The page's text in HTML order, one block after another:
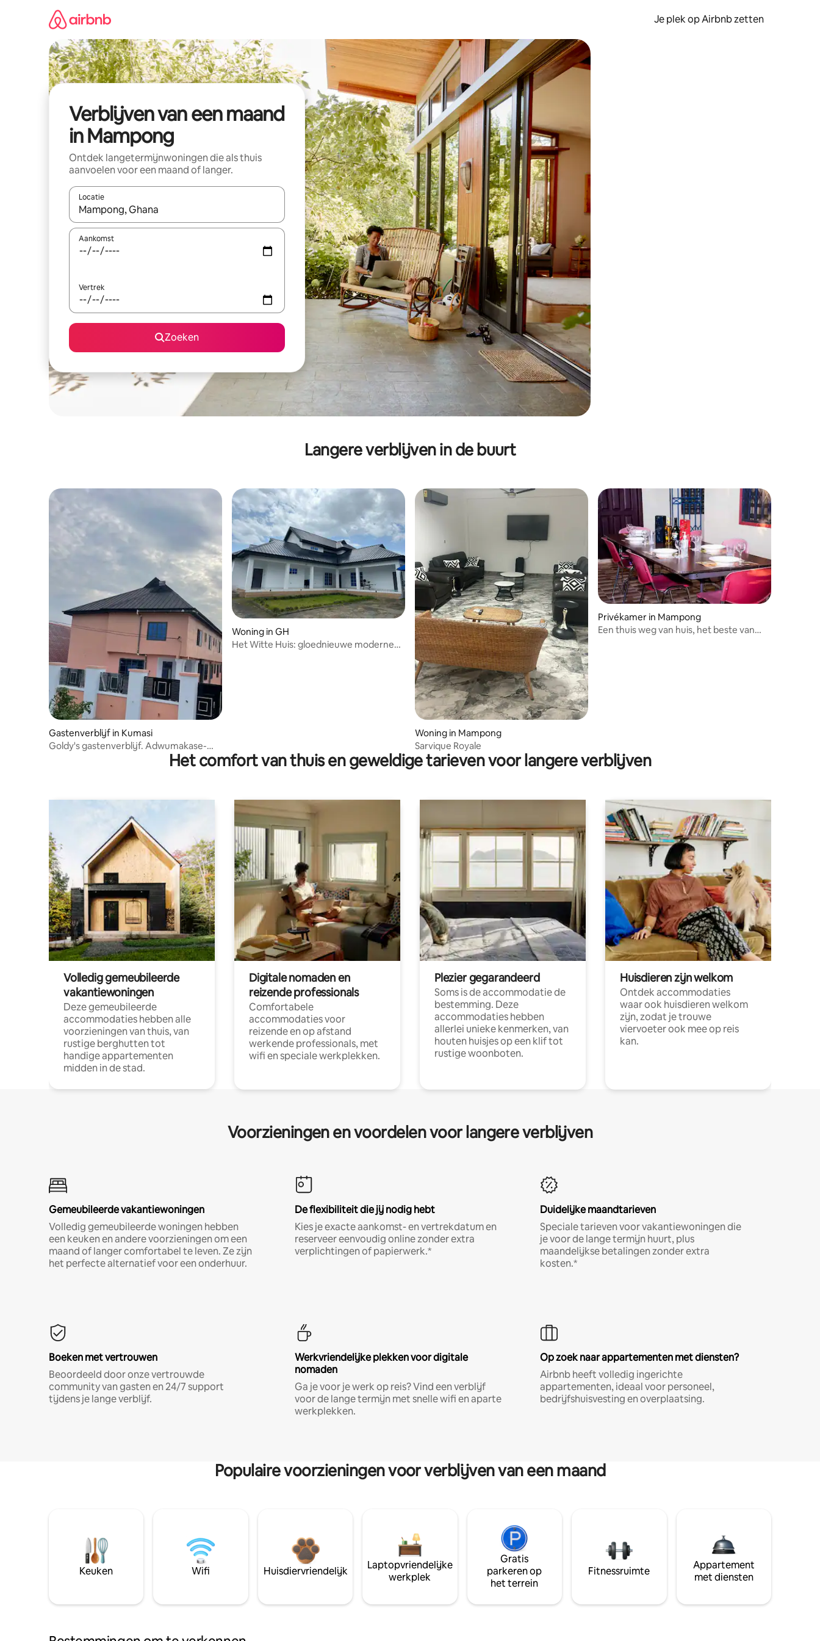
Je plek op Airbnb zetten
Verblijven van een maand
in Mampong
Ontdek langetermijnwoningen die als thuis
aanvoelen voor een maand of langer.
Locatie
Wanneer er resultaten beschikbaar zijn, maak je een keuze met je de pijltjestoetsen omhoog en omlaag, óf door te tikken of swipen.
Aankomst
Vertrek
Zoeken
Langere verblijven in de buurt
Gastenverblijf in Kumasi
Goldy's gastenverblijf. Adwumakase-
Woning in GH
Het Witte Huis: gloednieuwe moderne
Woning in Mampong
Sarvique Royale
Privékamer in Mampong
Een thuis weg van huis, het beste van
Het comfort van thuis en geweldige tarieven voor langere verblijven
Volledig gemeubileerde
vakantiewoningen
Deze gemeubileerde
accommodaties hebben alle
voorzieningen van thuis, van
rustige berghutten tot
handige appartementen
midden in de stad.
Digitale nomaden en
reizende professionals
Comfortabele
accommodaties voor
reizende en op afstand
werkende professionals, met
wifi en speciale werkplekken.
Plezier gegarandeerd
Soms is de accommodatie de
bestemming. Deze
accommodaties hebben
allerlei unieke kenmerken, van
houten huisjes op een klif tot
rustige woonboten.
Huisdieren zijn welkom
Ontdek accommodaties
waar ook huisdieren welkom
zijn, zodat je trouwe
viervoeter ook mee op reis
kan.
Voorzieningen en voordelen voor langere verblijven
Gemeubileerde vakantiewoningen
Volledig gemeubileerde woningen hebben
een keuken en andere voorzieningen om een
maand of langer comfortabel te leven. Ze zijn
het perfecte alternatief voor een onderhuur.
De flexibiliteit die jij nodig hebt
Kies je exacte aankomst- en vertrekdatum en
reserveer eenvoudig online zonder extra
verplichtingen of papierwerk.*
Duidelijke maandtarieven
Speciale tarieven voor vakantiewoningen die
je voor de lange termijn huurt, plus
maandelijkse betalingen zonder extra
kosten.*
Boeken met vertrouwen
Beoordeeld door onze vertrouwde
community van gasten en 24/7 support
tijdens je lange verblijf.
Werkvriendelijke plekken voor digitale
nomaden
Ga je voor je werk op reis? Vind een verblijf
voor de lange termijn met snelle wifi en aparte
werkplekken.
Op zoek naar appartementen met diensten?
Airbnb heeft volledig ingerichte
appartementen, ideaal voor personeel,
bedrijfshuisvesting en overplaatsing.
Populaire voorzieningen voor verblijven van een maand
Keuken Wifi Huisdiervriendelijk
Laptopvriendelijke
werkplek
Gratis
parkeren op
het terrein
Fitnessruimte
Appartement
met diensten